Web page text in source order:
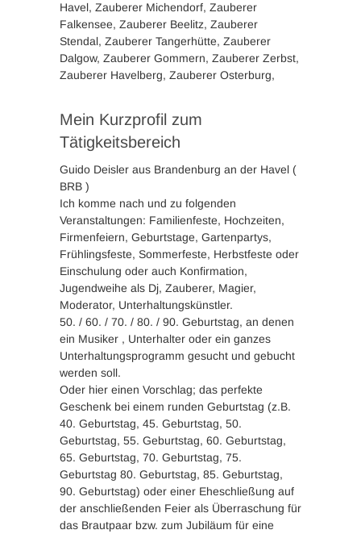
Havel, Zauberer Michendorf, Zauberer
Falkensee, Zauberer Beelitz, Zauberer
Stendal, Zauberer Tangerhütte, Zauberer
Dalgow, Zauberer Gommern, Zauberer Zerbst,
Zauberer Havelberg, Zauberer Osterburg,
Mein Kurzprofil zum
Tätigkeitsbereich
Guido Deisler aus Brandenburg an der Havel (
BRB )
Ich komme nach und zu folgenden
Veranstaltungen: Familienfeste, Hochzeiten,
Firmenfeiern, Geburtstage, Gartenpartys,
Frühlingsfeste, Sommerfeste, Herbstfeste oder
Einschulung oder auch Konfirmation,
Jugendweihe als Dj, Zauberer, Magier,
Moderator, Unterhaltungskünstler.
50. / 60. / 70. / 80. / 90. Geburtstag, an denen
ein Musiker , Unterhalter oder ein ganzes
Unterhaltungsprogramm gesucht und gebucht
werden soll.
Oder hier einen Vorschlag; das perfekte
Geschenk bei einem runden Geburtstag (z.B.
40. Geburtstag, 45. Geburtstag, 50.
Geburtstag, 55. Geburtstag, 60. Geburtstag,
65. Geburtstag, 70. Geburtstag, 75.
Geburtstag 80. Geburtstag, 85. Geburtstag,
90. Geburtstag) oder einer Eheschließung auf
der anschließenden Feier als Überraschung für
das Brautpaar bzw. zum Jubiläum für eine